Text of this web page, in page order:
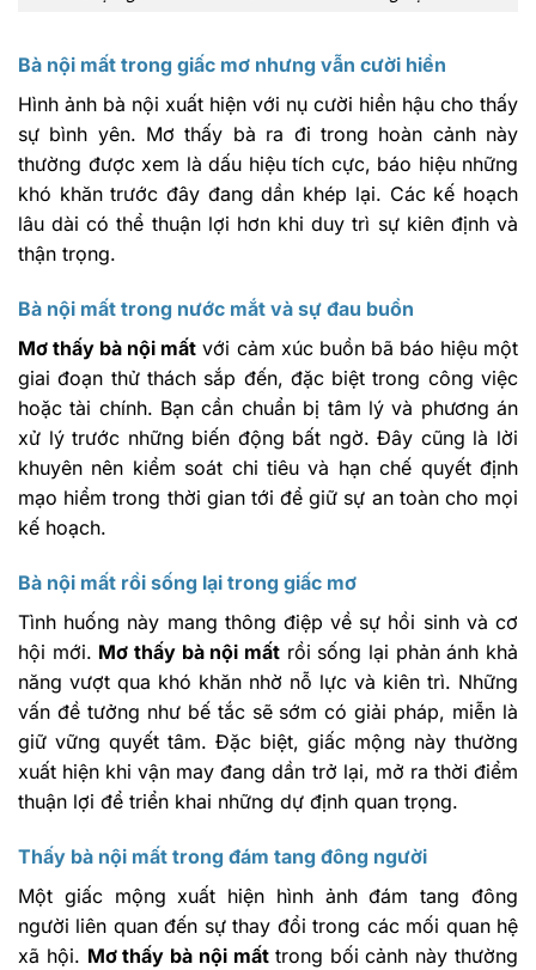
Bà nội mất trong giấc mơ nhưng vẫn cười hiền
Hình ảnh bà nội xuất hiện với nụ cười hiền hậu cho thấy
sự bình yên. Mơ thấy bà ra đi trong hoàn cảnh này
thường được xem là dấu hiệu tích cực, báo hiệu những
khó khăn trước đây đang dần khép lại. Các kế hoạch
lâu dài có thể thuận lợi hơn khi duy trì sự kiên định và
thận trọng.
Bà nội mất trong nước mắt và sự đau buồn
Mơ thấy bà nội mất với cảm xúc buồn bã báo hiệu một
giai đoạn thử thách sắp đến, đặc biệt trong công việc
hoặc tài chính. Bạn cần chuẩn bị tâm lý và phương án
xử lý trước những biến động bất ngờ. Đây cũng là lời
khuyên nên kiểm soát chi tiêu và hạn chế quyết định
mạo hiểm trong thời gian tới để giữ sự an toàn cho mọi
kế hoạch.
Bà nội mất rồi sống lại trong giấc mơ
Tình huống này mang thông điệp về sự hồi sinh và cơ
hội mới. Mơ thấy bà nội mất rồi sống lại phản ánh khả
năng vượt qua khó khăn nhờ nỗ lực và kiên trì. Những
vấn đề tưởng như bế tắc sẽ sớm có giải pháp, miễn là
giữ vững quyết tâm. Đặc biệt, giấc mộng này thường
xuất hiện khi vận may đang dần trở lại, mở ra thời điểm
thuận lợi để triển khai những dự định quan trọng.
Thấy bà nội mất trong đám tang đông người
Một giấc mộng xuất hiện hình ảnh đám tang đông
người liên quan đến sự thay đổi trong các mối quan hệ
xã hội. Mơ thấy bà nội mất trong bối cảnh này thường